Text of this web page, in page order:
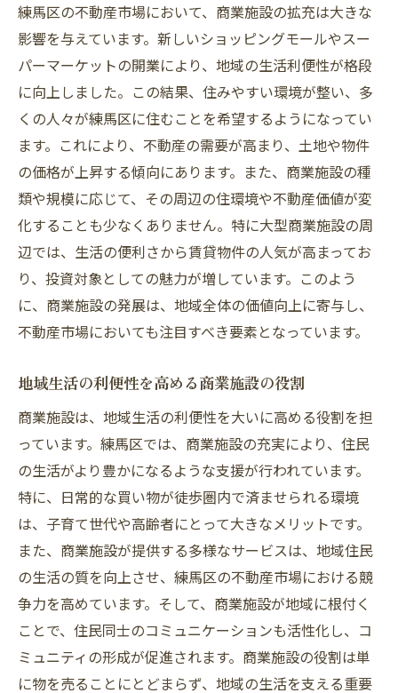
練馬区の不動産市場において、商業施設の拡充は大きな
影響を与えています。新しいショッピングモールやスー
パーマーケットの開業により、地域の生活利便性が格段
に向上しました。この結果、住みやすい環境が整い、多
くの人々が練馬区に住むことを希望するようになってい
ます。これにより、不動産の需要が高まり、土地や物件
の価格が上昇する傾向にあります。また、商業施設の種
類や規模に応じて、その周辺の住環境や不動産価値が変
化することも少なくありません。特に大型商業施設の周
辺では、生活の便利さから賃貸物件の人気が高まってお
り、投資対象としての魅力が増しています。このよう
に、商業施設の発展は、地域全体の価値向上に寄与し、
不動産市場においても注目すべき要素となっています。
地域生活の利便性を高める商業施設の役割
商業施設は、地域生活の利便性を大いに高める役割を担
っています。練馬区では、商業施設の充実により、住民
の生活がより豊かになるような支援が行われています。
特に、日常的な買い物が徒歩圏内で済ませられる環境
は、子育て世代や高齢者にとって大きなメリットです。
また、商業施設が提供する多様なサービスは、地域住民
の生活の質を向上させ、練馬区の不動産市場における競
争力を高めています。そして、商業施設が地域に根付く
ことで、住民同士のコミュニケーションも活性化し、コ
ミュニティの形成が促進されます。商業施設の役割は単
に物を売ることにとどまらず、地域の生活を支える重要